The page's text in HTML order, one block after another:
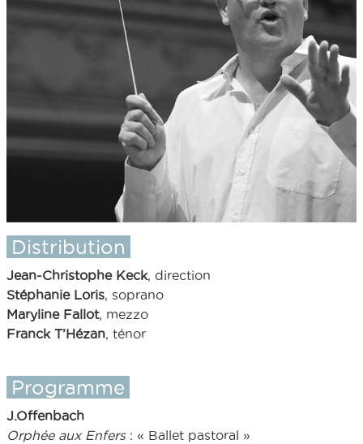
Distribution
Jean-Christophe Keck, direction
Stéphanie Loris, soprano
Maryline Fallot, mezzo
Franck T’Hézan, ténor
Programme
J.Offenbach
Orphée aux Enfers: « Ballet pastoral »